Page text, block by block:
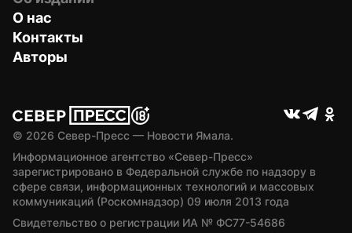
О нас
Контакты
Авторы
© 2026 Север-Пресс — Новости Ямала.
Информационное агентство «Север-Пресс»
зарегистрировано в Федеральной службе по надзору в
сфере связи, информационных технологий и массовых
коммуникаций (Роскомнадзор) 09 июля 2013 года
Свидетельство о регистрации ИА № ФС77-54686